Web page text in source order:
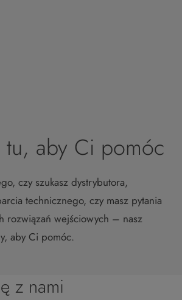
tu, aby Ci pomóc
czy szukasz dystrybutora,
technicznego, czy masz pytania
rozwiązań wejściowych – nasz
aby Ci pomóc.
z nami